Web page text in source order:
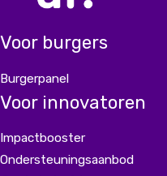
Voor burgers
Burgerpanel
Voor innovatoren
Impactbooster
Ondersteuningsaanbod